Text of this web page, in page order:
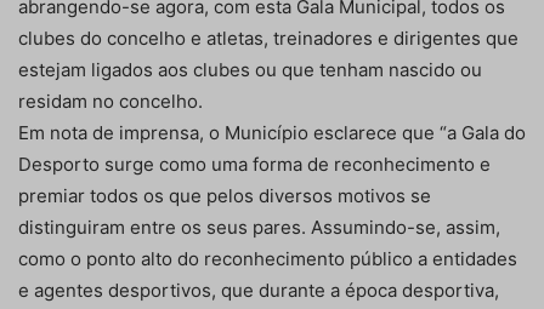
abrangendo-se agora, com esta Gala Municipal, todos os
clubes do concelho e atletas, treinadores e dirigentes que
estejam ligados aos clubes ou que tenham nascido ou
residam no concelho.
Em nota de imprensa, o Município esclarece que “a Gala do
Desporto surge como uma forma de reconhecimento e
premiar todos os que pelos diversos motivos se
distinguiram entre os seus pares. Assumindo-se, assim,
como o ponto alto do reconhecimento público a entidades
e agentes desportivos, que durante a época desportiva,